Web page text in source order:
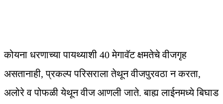
कोयना धरणाच्या पायथ्याशी 40 मेगावॅट क्षमतेचे वीजगृह
असतानाही, प्रकल्प परिसराला तेथून वीजपुरवठा न करता,
अलोरे व पोफळी येथून वीज आणली जाते. बाह्य लाईनमध्ये बिघाड